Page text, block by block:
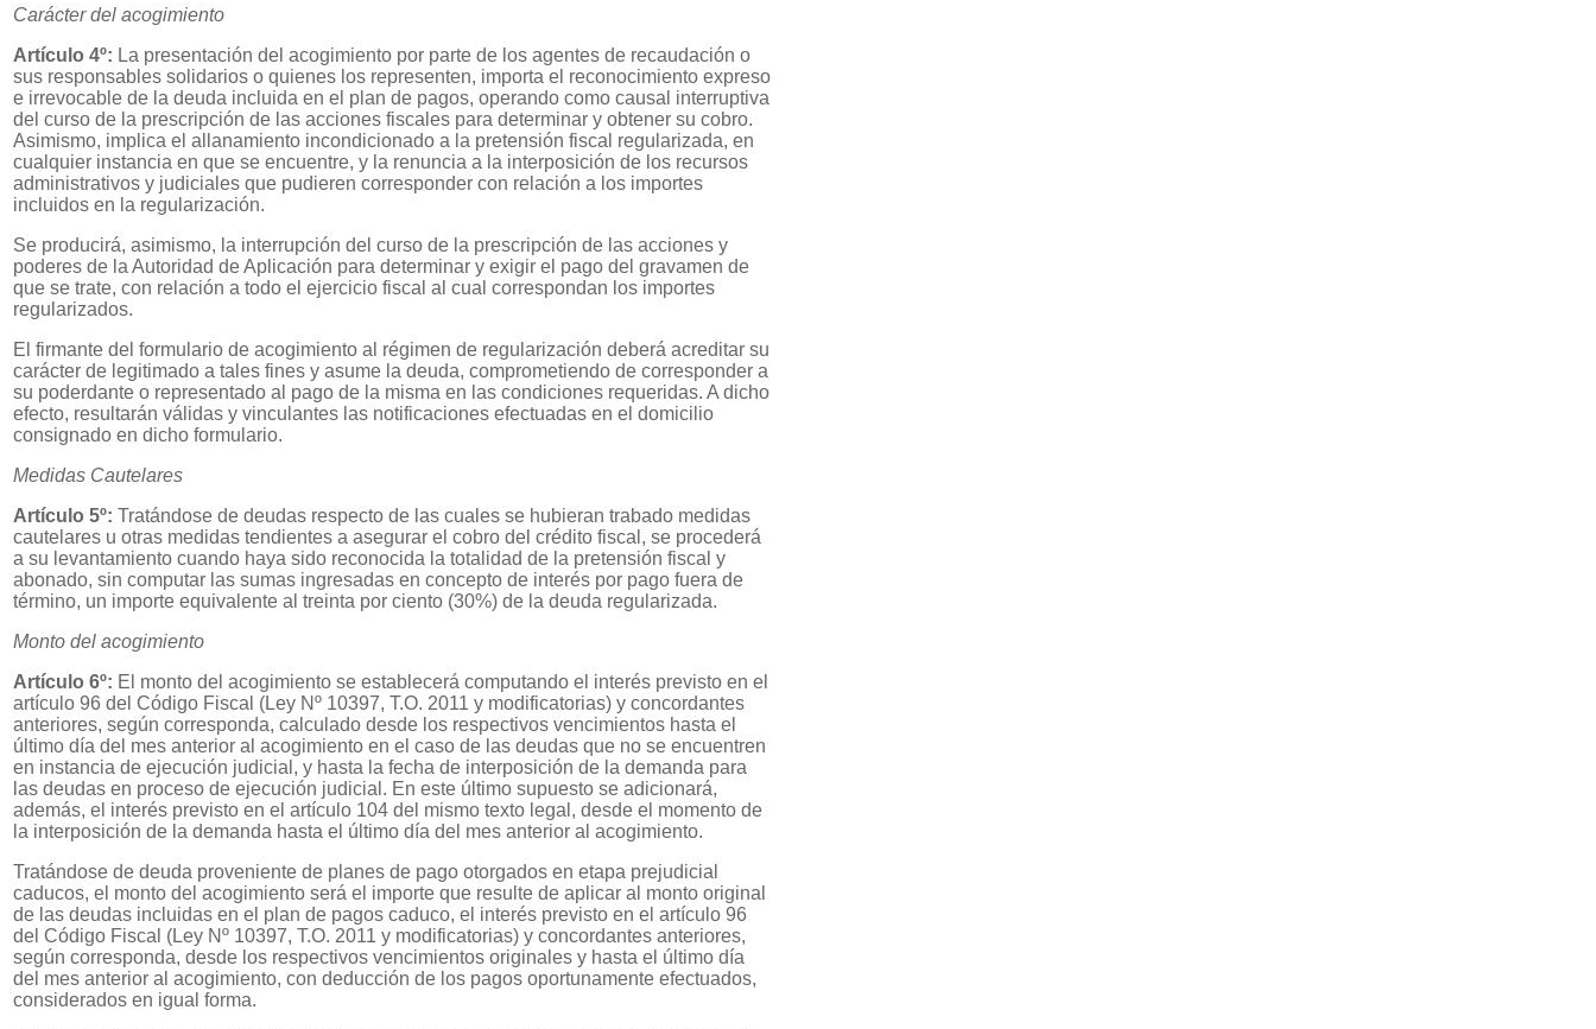
Carácter del acogimiento
Artículo 4º: La presentación del acogimiento por parte de los agentes de recaudación o
sus responsables solidarios o quienes los representen, importa el reconocimiento expreso
e irrevocable de la deuda incluida en el plan de pagos, operando como causal interruptiva
del curso de la prescripción de las acciones fiscales para determinar y obtener su cobro.
Asimismo, implica el allanamiento incondicionado a la pretensión fiscal regularizada, en
cualquier instancia en que se encuentre, y la renuncia a la interposición de los recursos
administrativos y judiciales que pudieren corresponder con relación a los importes
incluidos en la regularización.
Se producirá, asimismo, la interrupción del curso de la prescripción de las acciones y
poderes de la Autoridad de Aplicación para determinar y exigir el pago del gravamen de
que se trate, con relación a todo el ejercicio fiscal al cual correspondan los importes
regularizados.
El firmante del formulario de acogimiento al régimen de regularización deberá acreditar su
carácter de legitimado a tales fines y asume la deuda, comprometiendo de corresponder a
su poderdante o representado al pago de la misma en las condiciones requeridas. A dicho
efecto, resultarán válidas y vinculantes las notificaciones efectuadas en el domicilio
consignado en dicho formulario.
Medidas Cautelares
Artículo 5º: Tratándose de deudas respecto de las cuales se hubieran trabado medidas
cautelares u otras medidas tendientes a asegurar el cobro del crédito fiscal, se procederá
a su levantamiento cuando haya sido reconocida la totalidad de la pretensión fiscal y
abonado, sin computar las sumas ingresadas en concepto de interés por pago fuera de
término, un importe equivalente al treinta por ciento (30%) de la deuda regularizada.
Monto del acogimiento
Artículo 6º: El monto del acogimiento se establecerá computando el interés previsto en el
artículo 96 del Código Fiscal (Ley Nº 10397, T.O. 2011 y modificatorias) y concordantes
anteriores, según corresponda, calculado desde los respectivos vencimientos hasta el
último día del mes anterior al acogimiento en el caso de las deudas que no se encuentren
en instancia de ejecución judicial, y hasta la fecha de interposición de la demanda para
las deudas en proceso de ejecución judicial. En este último supuesto se adicionará,
además, el interés previsto en el artículo 104 del mismo texto legal, desde el momento de
la interposición de la demanda hasta el último día del mes anterior al acogimiento.
Tratándose de deuda proveniente de planes de pago otorgados en etapa prejudicial
caducos, el monto del acogimiento será el importe que resulte de aplicar al monto original
de las deudas incluidas en el plan de pagos caduco, el interés previsto en el artículo 96
del Código Fiscal (Ley Nº 10397, T.O. 2011 y modificatorias) y concordantes anteriores,
según corresponda, desde los respectivos vencimientos originales y hasta el último día
del mes anterior al acogimiento, con deducción de los pagos oportunamente efectuados,
considerados en igual forma.